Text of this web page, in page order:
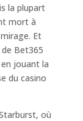
la plupart
mort à
Et
Bet365
jouant la
du casino
où